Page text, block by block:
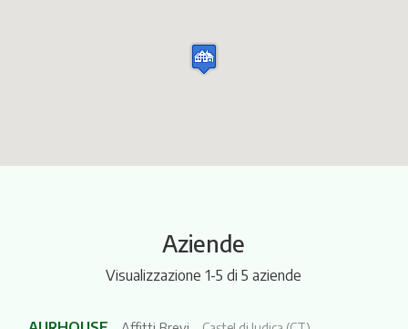
Aziende
Visualizzazione 1-5 di 5 aziende